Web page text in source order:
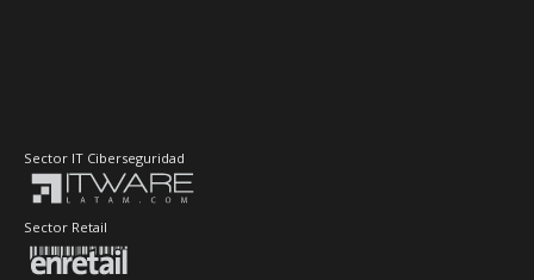
Sector IT Ciberseguridad
Sector Retail